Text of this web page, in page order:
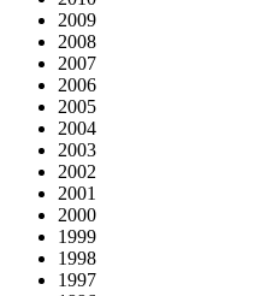
2009
2008
2007
2006
2005
2004
2003
2002
2001
2000
1999
1998
1997